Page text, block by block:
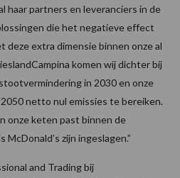
haar partners en leveranciers in de
die het negatieve effect
deze extra dimensie binnen onze al
komen wij dichter bij
in 2030 en onze
netto nul emissies te bereiken.
onze keten past binnen de
zijn ingeslagen.”
and Trading bij